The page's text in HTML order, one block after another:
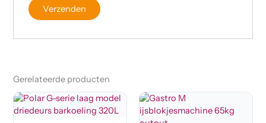
Gerelateerde producten